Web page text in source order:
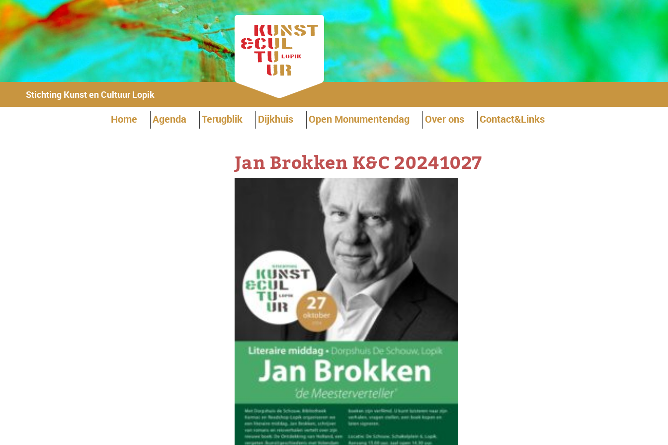
Stichting Kunst en Cultuur Lopik
Home Agenda Terugblik Dijkhuis Open Monumentendag Over ons Contact&Links
Jan Brokken K&C 20241027